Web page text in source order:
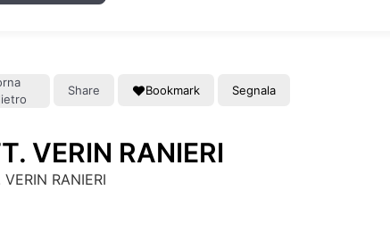
Share Bookmark Segnala
VERIN RANIERI